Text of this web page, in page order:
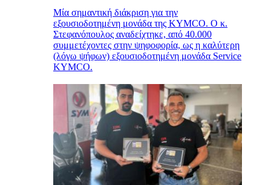
Μία σημαντική διάκριση για την
εξουσιοδοτημένη μονάδα της KYMCO. Ο κ.
Στεφανόπουλος αναδείχτηκε, από 40.000
συμμετέχοντες στην ψηφοφορία, ως η καλύτερη
(λόγω ψήφων) εξουσιοδοτημένη μονάδα Service
KYMCO.